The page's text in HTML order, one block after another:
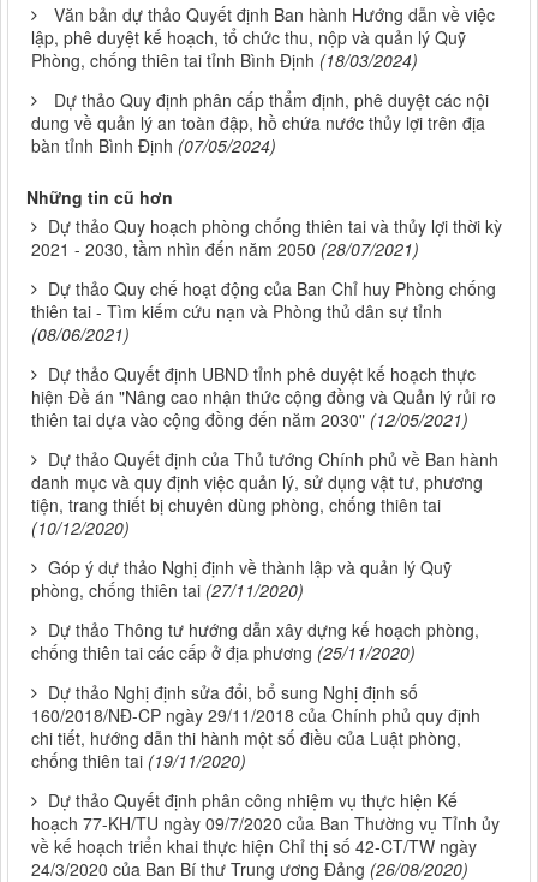
Văn bản dự thảo Quyết định Ban hành Hướng dẫn về việc
lập, phê duyệt kế hoạch, tổ chức thu, nộp và quản lý Quỹ
Phòng, chống thiên tai tỉnh Bình Định (18/03/2024)
Dự thảo Quy định phân cấp thẩm định, phê duyệt các nội
dung về quản lý an toàn đập, hồ chứa nước thủy lợi trên địa
bàn tỉnh Bình Định (07/05/2024)
Những tin cũ hơn
Dự thảo Quy hoạch phòng chống thiên tai và thủy lợi thời kỳ
2021 - 2030, tầm nhìn đến năm 2050 (28/07/2021)
Dự thảo Quy chế hoạt động của Ban Chỉ huy Phòng chống
thiên tai - Tìm kiếm cứu nạn và Phòng thủ dân sự tỉnh
(08/06/2021)
Dự thảo Quyết định UBND tỉnh phê duyệt kế hoạch thực
hiện Đề án "Nâng cao nhận thức cộng đồng và Quản lý rủi ro
thiên tai dựa vào cộng đồng đến năm 2030" (12/05/2021)
Dự thảo Quyết định của Thủ tướng Chính phủ về Ban hành
danh mục và quy định việc quản lý, sử dụng vật tư, phương
tiện, trang thiết bị chuyên dùng phòng, chống thiên tai
(10/12/2020)
Góp ý dự thảo Nghị định về thành lập và quản lý Quỹ
phòng, chống thiên tai (27/11/2020)
Dự thảo Thông tư hướng dẫn xây dựng kế hoạch phòng,
chống thiên tai các cấp ở địa phương (25/11/2020)
Dự thảo Nghị định sửa đổi, bổ sung Nghị định số
160/2018/NĐ-CP ngày 29/11/2018 của Chính phủ quy định
chi tiết, hướng dẫn thi hành một số điều của Luật phòng,
chống thiên tai (19/11/2020)
Dự thảo Quyết định phân công nhiệm vụ thực hiện Kế
hoạch 77-KH/TU ngày 09/7/2020 của Ban Thường vụ Tỉnh ủy
về kế hoạch triển khai thực hiện Chỉ thị số 42-CT/TW ngày
24/3/2020 của Ban Bí thư Trung ương Đảng (26/08/2020)